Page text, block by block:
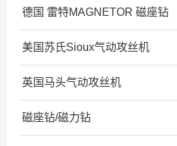
德国 雷特MAGNETOR 磁座钻
美国苏氏Sioux气动攻丝机
英国马头气动攻丝机
磁座钻/磁力钻